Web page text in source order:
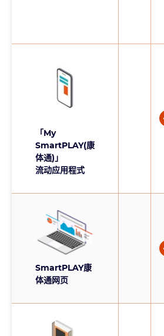
「My
SmartPLAY(康
体通)」
流动应用程式
SmartPLAY康
体通网页